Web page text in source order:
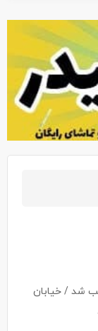
شد / خیابان